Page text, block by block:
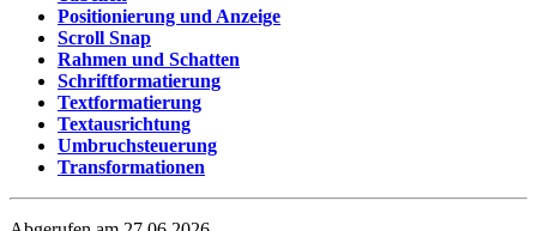
Positionierung und Anzeige
Scroll Snap
Rahmen und Schatten
Schriftformatierung
Textformatierung
Textausrichtung
Umbruchsteuerung
Transformationen